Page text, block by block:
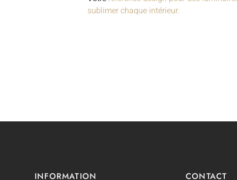
sublimer chaque intérieur.
INFORMATION CONTACT